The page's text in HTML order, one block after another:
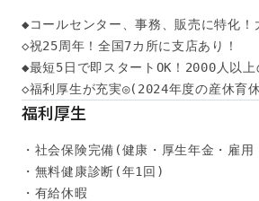
◆コールセンター、事務、販売に特化
◇祝25周年！全国7カ所に支店あり！
◆最短5日で即スタートOK！2000人以
◇福利厚生が充実◎(2024年度の産休育
福利厚生
・社会保険完備(健康・厚生年金・雇用
・無料健康診断(年1回)
・有給休暇